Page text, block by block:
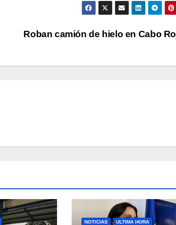
Roban camión de hielo en Cabo
NOTICIAS ULTIMA HORA